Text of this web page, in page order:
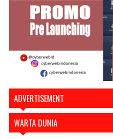
ADVERTISEMENT
WARTA DUNIA